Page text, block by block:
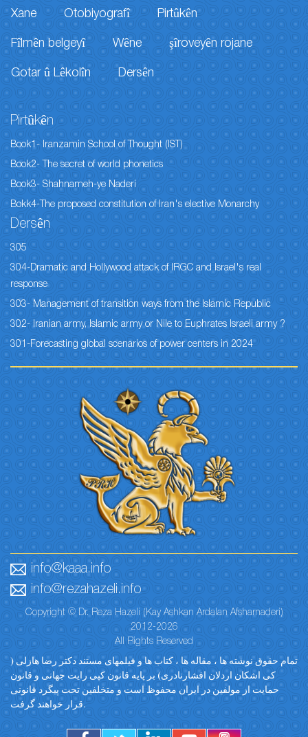
Xane Otobiyografî Pirtûkên
Fîlmên belgeyî Wêne şîroveyên rojane
Gotar û Lêkolîn Dersên
Pirtûkên
Book1- Iranzamin School of Thought (IST)
Book2- The secret of world phonetics
Book3- Shahnameh-ye Naderi
Bokk4-The proposed constitution of Iran's elective Monarchy
Dersên
305
304-Dramatic and Hollywood attack of IRGC and Israel's real
response
303- Management of transition ways from the Islamic Republic
302- Iranian army, Islamic army or Nile to Euphrates Israeli army ?
301-Forecasting global scenarios of power centers in 2024
info@kaaa.info
info@rezahazeli.info
Copyright © Dr. Reza Hazeli (Kay Ashkan Ardalan Afsharnaderi)
2012-2026
All Rights Reserved
تمام حقوق نوشته ها ، مقاله ها ، کتاب ها و فیلمهای مستند دکتر رضا هازلی (
کی اشکان اردلان افشارنادری) بر پایه قانون کپی رایت جهانی و قانون
حمایت از مولفین در ایران محفوظ است و متخلفین تحت پیگرد قانونی
قرار خواهند گرفت.